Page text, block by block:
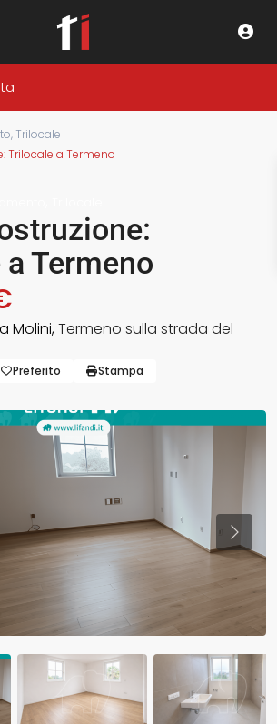
,Trilocale
Trilocale a Termeno
Termeno
Molini,Termeno sulla strada del
Preferito Stampa